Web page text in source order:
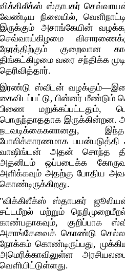
விக்கிலீக்ஸ் ஸ்தாபகர்
வேண்டிய நிலையில்,
இருக்கும்
அசாங்கேயின்
செவ்வாய்கிழமை
நேரத்திற்கும்
குறைவான
திங்கட்கிழமை வரை சந்திக்க
தெரிவித்தார்.
இரண்டு ஸ்வீடன் வழக்கும்―
கைவிடப்பட்டு,பின்னர் மீண்டும்
பிணை
மறுக்கப்பட்டதும்,
பொருந்தாததாக இருக்கின்றன.
நடவடிக்கைகளானது, இந்த
போலிக்காரணமாக பயன்படுத்தி
வாஷிங்டன்
அதன் சொந்த
அதனிடம்
ஒப்படைக்க
அளிக்கவும் அதற்கு போதிய
கொண்டிருக்கிறது.
"விக்கிலீக்ஸ் ஸ்தாபகர்
சட்டமீறல்
மற்றும்
காண்பதாகவும், குறிப்பாக
அசாங்கேவைக் கொண்டு செல்ல
நோக்கம் கொண்டிருப்பது,
அமெரிக்காவிலுள்ள
வெளியிட்டுள்ளது.